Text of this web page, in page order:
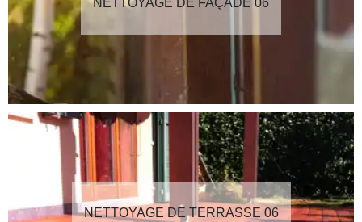
NETTOYAGE DE FAÇADE 06
NETTOYAGE DE TERRASSE 06